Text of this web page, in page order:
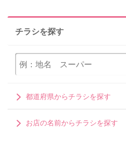
チラシを探す
都道府県からチラシを探す
お店の名前からチラシを探す